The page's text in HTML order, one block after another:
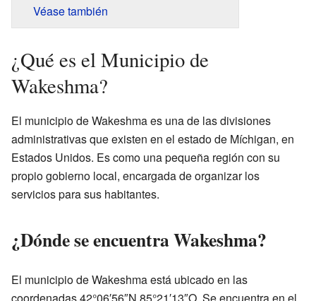
Véase también
¿Qué es el Municipio de
Wakeshma?
El municipio de Wakeshma es una de las divisiones
administrativas que existen en el estado de Míchigan, en
Estados Unidos. Es como una pequeña región con su
propio gobierno local, encargada de organizar los
servicios para sus habitantes.
¿Dónde se encuentra Wakeshma?
El municipio de Wakeshma está ubicado en las
coordenadas 42°06′56″N 85°21′13″O. Se encuentra en el